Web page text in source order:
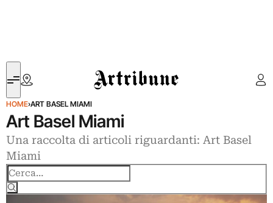
Artribune
HOME›ART BASEL MIAMI
Art Basel Miami
Una raccolta di articoli riguardanti: Art Basel
Miami